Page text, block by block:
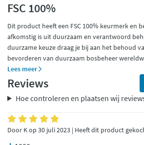
FSC 100%
Dit product heeft een FSC 100% keurmerk en
afkomstig is uit duurzaam en verantwoord
duurzame keuze draag je bij aan het behoud
bevorderen van duurzaam bosbeheer
Lees meer
Reviews
Hoe controleren en plaatsen wij
Door K op 30 juli 2023 | Heeft dit product